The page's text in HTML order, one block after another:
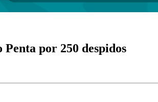
por 250 despidos